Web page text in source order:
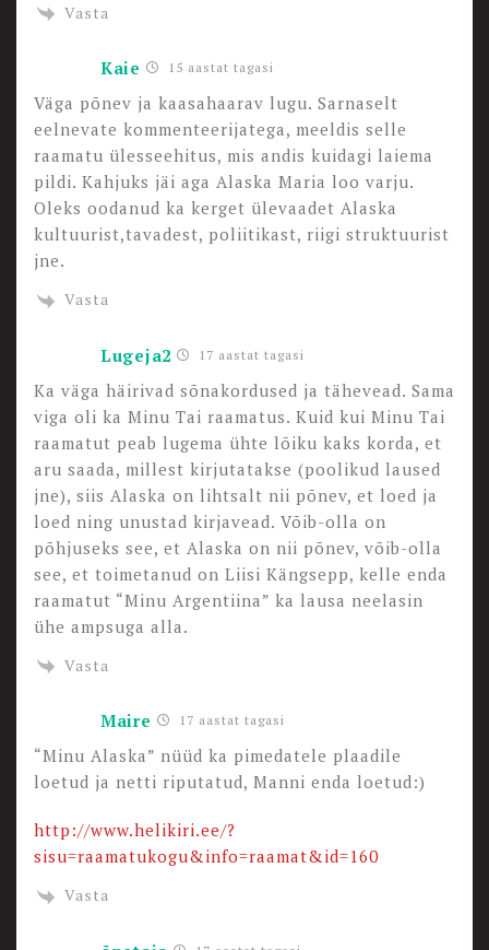
Vasta
Kaie 15 aastat tagasi
Väga põnev ja kaasahaarav lugu. Sarnaselt
eelnevate kommenteerijatega, meeldis selle
raamatu ülesseehitus, mis andis kuidagi laiema
pildi. Kahjuks jäi aga Alaska Maria loo varju.
Oleks oodanud ka kerget ülevaadet Alaska
kultuurist,tavadest, poliitikast, riigi struktuurist
jne.
Vasta
Lugeja2 17 aastat tagasi
Ka väga häirivad sõnakordused ja tähevead. Sama
viga oli ka Minu Tai raamatus. Kuid kui Minu Tai
raamatut peab lugema ühte lõiku kaks korda, et
aru saada, millest kirjutatakse (poolikud laused
jne), siis Alaska on lihtsalt nii põnev, et loed ja
loed ning unustad kirjavead. Võib-olla on
põhjuseks see, et Alaska on nii põnev, võib-olla
see, et toimetanud on Liisi Kängsepp, kelle enda
raamatut “Minu Argentiina” ka lausa neelasin
ühe ampsuga alla.
Vasta
Maire 17 aastat tagasi
“Minu Alaska” nüüd ka pimedatele plaadile
loetud ja netti riputatud, Manni enda loetud:)
http://www.helikiri.ee/?
sisu=raamatukogu&info=raamat&id=160
Vasta